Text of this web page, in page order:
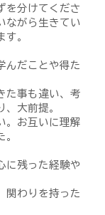
を分けてくださ
ながら生きてい
。
んだことや得た
た事も違い、考
大前提。
。お互いに理解
に残った経験や
関わりを持った